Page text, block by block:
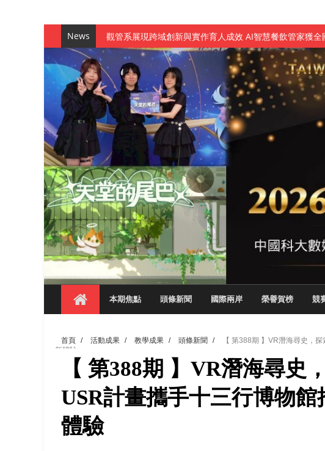
News
觀管系展現跨域創新與實作育人成效 AI智慧餐飲管家獲
學務處舉辦「董事長『聊』心室」 上官董事長與青年學
成人之美成就學生夢想 菁英學程陪伴財金系學生蛻變成金
金曲陣容強勢進駐！中國科大原民音樂成果展 燃爆傳統與
數媒系《天堂的尾巴》、《礦影》勇奪台灣原創遊戲大賞
師生攜手磨練一個月！觀管系榮獲天籟盃全國大專廣播詞
一銀彭仁主中國科大開講 解密AI時代的金融轉型與數位正義
通識教育中心主辦「114學年度AI英文自我介紹比賽」成
數據後的溫度：財金系傑出校友共議「人文素養」 點亮
森城建設股份有限公司捐贈 嘉惠行管系莘莘學子
產學合作新里程！財金系師生參訪中租控股 探索金融實習
英文公園 315期
【 第404期 】影視系榮獲59屆美國休士頓國際影展最高
【 第404期 】你抓得到我嗎？數媒系VR新創遊戲抱回金點
【 第404期 】探索空間設計解方 室設系學子於 2026
【 第404期 】從創意到實踐 數媒系學生於技專校院電腦
【 第404期 】以品格奠基、用領導領航：中國科大雙校
【 第404期 】此夏，向未來！ 中國科大新竹畢典青銀共學
本期焦點 頭條新聞 國際兩岸 榮譽賀榜 競
首頁 / 活動成果 / 教學成果 / 頭條新聞 /
【 第388期 】VR潛海尋史，
新體驗
【 第388期 】VR潛海尋史
USR計畫攜手十三行博物
體驗